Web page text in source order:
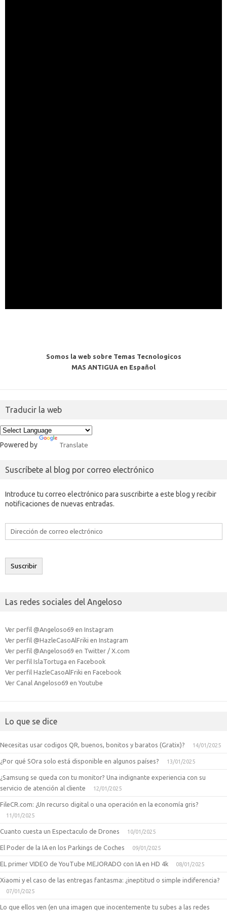
Somos la web sobre Temas Tecnologicos
MAS ANTIGUA en Español
Traducir la web
Powered by Translate
Suscríbete al blog por correo electrónico
Introduce tu correo electrónico para suscribirte a este blog y recibir
notificaciones de nuevas entradas.
Dirección
electrónico
Suscribir
Las redes sociales del Angeloso
Ver perfil @Angeloso69 en Instagram
Ver perfil @HazleCasoAlFriki en Instagram
Ver perfil @Angeloso69 en Twitter / X.com
Ver perfil IslaTortuga en Facebook
Ver perfil HazleCasoAlFriki en Facebook
Ver Canal Angeloso69 en Youtube
Lo que se dice
Necesitas usar codigos QR, buenos, bonitos y baratos (Gratix)? 14/01/2025
¿Por qué SOra solo está disponible en algunos países? 13/01/2025
¿Samsung se queda con tu monitor? Una indignante experiencia con su
servicio de atención al cliente
12/01/2025
FileCR.com: ¿Un recurso digital o una operación en la economía gris?
11/01/2025
Cuanto cuesta un Espectaculo de Drones 10/01/2025
El Poder de la IA en los Parkings de Coches 09/01/2025
EL primer VIDEO de YouTube MEJORADO con IA en HD 4k 08/01/2025
Xiaomi y el caso de las entregas fantasma: ¿ineptitud o simple indiferencia?
07/01/2025
Lo que ellos ven (en una imagen que inocentemente tu subes a las redes